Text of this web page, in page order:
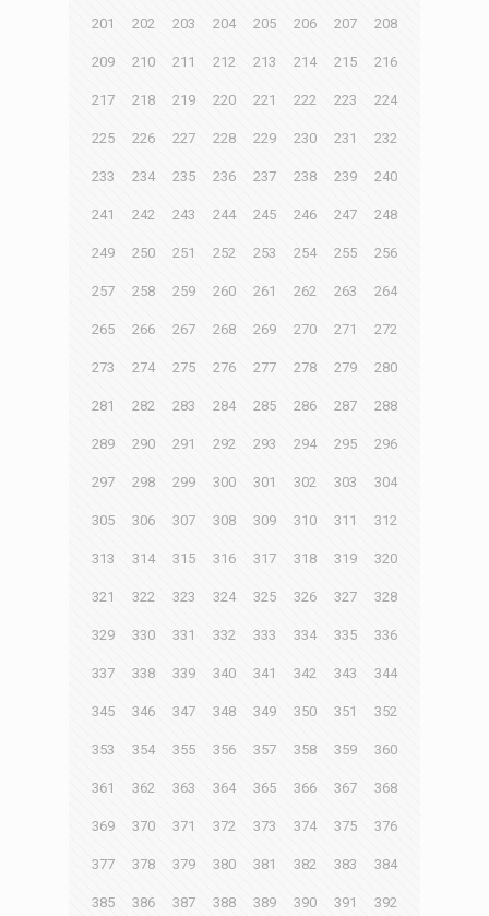
201 202 203 204 205 206 207 208
209 210 211 212 213 214 215 216
217 218 219 220 221 222 223 224
225 226 227 228 229 230 231 232
233 234 235 236 237 238 239 240
241 242 243 244 245 246 247 248
249 250 251 252 253 254 255 256
257 258 259 260 261 262 263 264
265 266 267 268 269 270 271 272
273 274 275 276 277 278 279 280
281 282 283 284 285 286 287 288
289 290 291 292 293 294 295 296
297 298 299 300 301 302 303 304
305 306 307 308 309 310 311 312
313 314 315 316 317 318 319 320
321 322 323 324 325 326 327 328
329 330 331 332 333 334 335 336
337 338 339 340 341 342 343 344
345 346 347 348 349 350 351 352
353 354 355 356 357 358 359 360
361 362 363 364 365 366 367 368
369 370 371 372 373 374 375 376
377 378 379 380 381 382 383 384
385 386 387 388 389 390 391 392